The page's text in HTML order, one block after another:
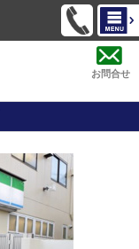
お問合せ